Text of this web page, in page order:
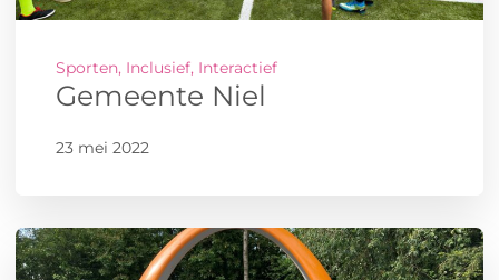
Sporten, Inclusief, Interactief
Gemeente Niel
23 mei 2022